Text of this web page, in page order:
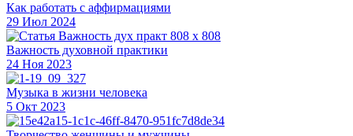
Как работать с аффирмациями
29 Июл 2024
Важность духовной практики
24 Ноя 2023
Музыка в жизни человека
5 Окт 2023